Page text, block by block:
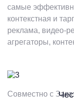
самые
контекстная и
реклама, видео-
агрегаторы,
Совместно с